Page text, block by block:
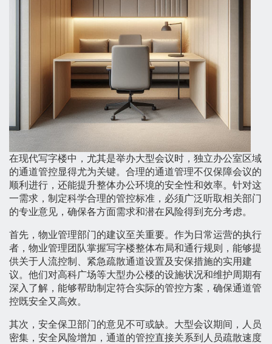
在现代写字楼中，尤其是举办大型会议时，独立办公室区域
的通道管控显得尤为关键。合理的通道管理不仅保障会议的
顺利进行，还能提升整体办公环境的安全性和效率。针对这
一需求，制定科学合理的管控标准，必须广泛听取相关部门
的专业意见，确保各方面需求和潜在风险得到充分考虑。
首先，物业管理部门的建议至关重要。作为日常运营的执行
者，物业管理团队掌握写字楼整体布局和通行规则，能够提
供关于人流控制、紧急疏散通道设置及安保措施的实用建
议。他们对高科广场等大型办公楼的设施状况和维护周期有
深入了解，能够帮助制定符合实际的管控方案，确保通道管
控既安全又高效。
其次，安全保卫部门的意见不可或缺。大型会议期间，人员
密集，安全风险增加，通道的管控直接关系到人员疏散速度